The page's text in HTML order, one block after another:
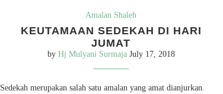
Amalan Shaleh
KEUTAMAAN SEDEKAH DI HARI
JUMAT
by Hj Mulyani Surmaja July 17, 2018
Sedekah merupakan salah satu amalan yang amat dianjurkan.